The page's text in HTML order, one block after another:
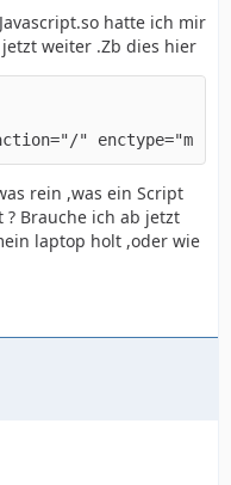
hatte ich mir
weiter .Zb dies hier
"
rein ,was ein Script
Brauche ich ab jetzt
laptop holt ,oder wie